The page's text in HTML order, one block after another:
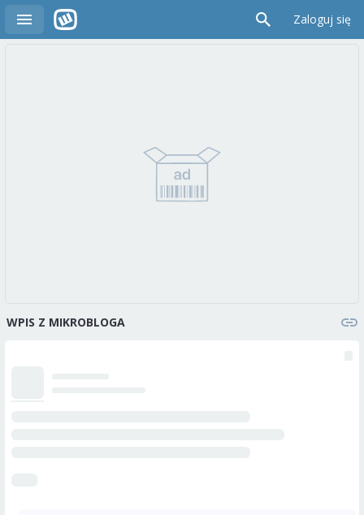
Zaloguj się
WPIS Z MIKROBLOGA